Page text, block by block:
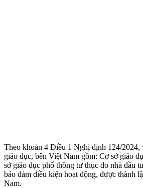
Theo khoản 4 Điều 1 Nghị định 124/2024,
giáo dục, bên Việt Nam gồm: Cơ sở giáo
sở giáo dục phổ thông tư thục do nhà đầu
bảo đảm điều kiện hoạt động, được thành
Nam.